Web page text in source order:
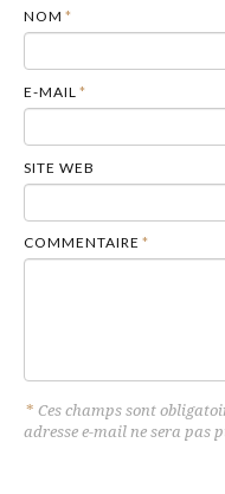
NOM *
E-MAIL *
SITE WEB
COMMENTAIRE *
* Ces champs sont
adresse e-mail ne sera pas